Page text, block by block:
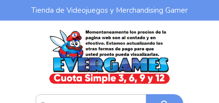
Tienda de Videojuegos y Merchandising Gamer